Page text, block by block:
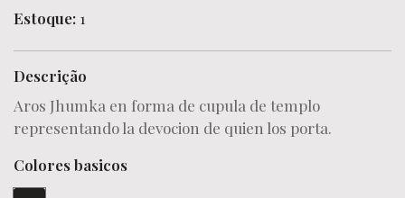
Estoque: 1
Descrição
Aros Jhumka en forma de cupula de templo
representando la devocion de quien los porta.
Colores basicos